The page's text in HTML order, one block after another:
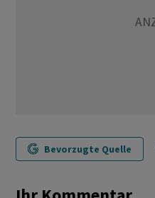
Bevorzugte Quelle